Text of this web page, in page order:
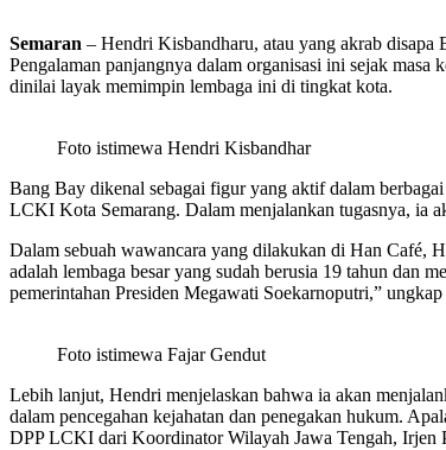
Semaran – Hendri Kisbandharu, atau yang akrab
Pengalaman panjangnya dalam organisasi ini sejak
dinilai layak memimpin lembaga ini di tingkat kota.
Foto istimewa Hendri Kisbandhar
Bang Bay dikenal sebagai figur yang aktif dalam
LCKI Kota Semarang. Dalam menjalankan tugasnya, ia
Dalam sebuah wawancara yang dilakukan di Han Café,
adalah lembaga besar yang sudah berusia 19 tahun dan
pemerintahan Presiden Megawati Soekarnoputri,”
Foto istimewa Fajar Gendut
Lebih lanjut, Hendri menjelaskan bahwa ia akan
dalam pencegahan kejahatan dan penegakan hukum.
DPP LCKI dari Koordinator Wilayah Jawa Tengah, Irjen